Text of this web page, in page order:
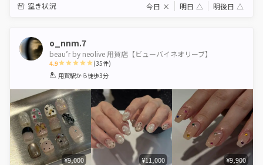
空き状況 今日 × 明日 △ 明後日 △
o_nnm.7
beau’r by neolive 用賀店【ビューバイネオリーブ】
4.9
1 2 3 4 5
(35件)
用賀駅から徒歩3分
¥9,000 ¥11,000 ¥9,900